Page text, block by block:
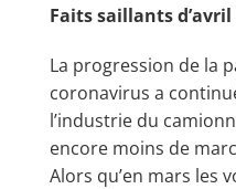
Faits saillants d’avril
La progression de la
coronavirus a
l’industrie du
encore moins de
Alors qu’en mars les